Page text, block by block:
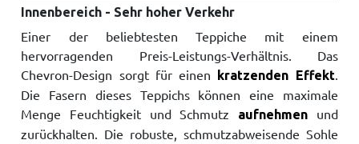
Innenbereich - Sehr hoher Verkehr
Einer der beliebtesten Teppiche mit einem
hervorragenden Preis-Leistungs-Verhältnis. Das
Chevron-Design sorgt für einen kratzenden Effekt.
Die Fasern dieses Teppichs können eine maximale
Menge Feuchtigkeit und Schmutz aufnehmen und
zurückhalten. Die robuste, schmutzabweisende Sohle